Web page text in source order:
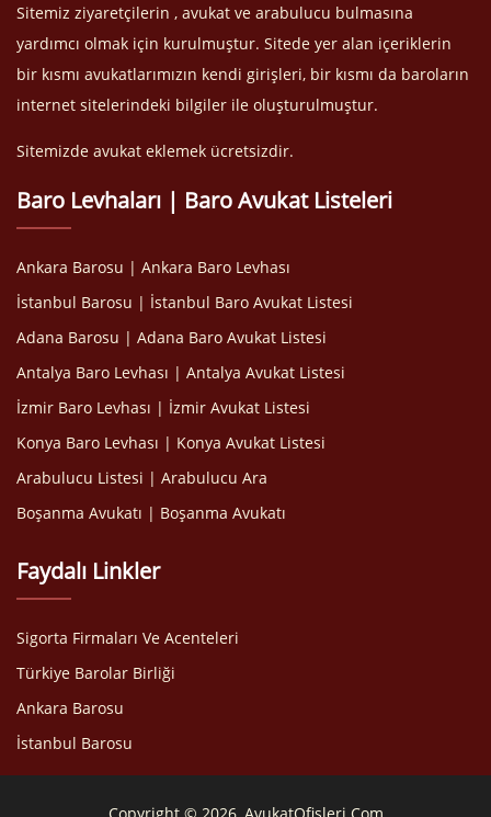
Sitemiz ziyaretçilerin , avukat ve arabulucu bulmasına
yardımcı olmak için kurulmuştur. Sitede yer alan içeriklerin
bir kısmı avukatlarımızın kendi girişleri, bir kısmı da baroların
internet sitelerindeki bilgiler ile oluşturulmuştur.
Sitemizde avukat eklemek ücretsizdir.
Baro Levhaları | Baro Avukat Listeleri
Ankara Barosu | Ankara Baro Levhası
İstanbul Barosu | İstanbul Baro Avukat Listesi
Adana Barosu | Adana Baro Avukat Listesi
Antalya Baro Levhası | Antalya Avukat Listesi
İzmir Baro Levhası | İzmir Avukat Listesi
Konya Baro Levhası | Konya Avukat Listesi
Arabulucu Listesi | Arabulucu Ara
Boşanma Avukatı | Boşanma Avukatı
Faydalı Linkler
Sigorta Firmaları Ve Acenteleri
Türkiye Barolar Birliği
Ankara Barosu
İstanbul Barosu